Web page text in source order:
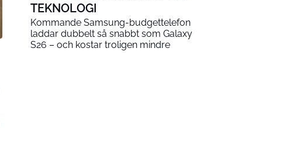
TEKNOLOGI
Kommande Samsung-budgettelefon
laddar dubbelt så snabbt som Galaxy
S26 – och kostar troligen mindre